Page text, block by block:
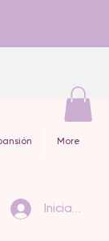
More
Iniciar sesión